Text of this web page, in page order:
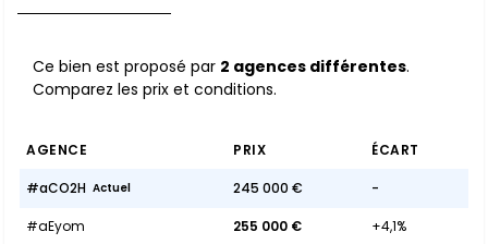
Ce bien est proposé par 2 agences différentes.
Comparez les prix et conditions.
AGENCE PRIX ÉCART
#aCO2H Actuel 245 000 € -
#aEyom 255 000 € +4,1%